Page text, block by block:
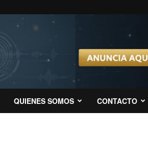
QUIENES SOMOS CONTACTO